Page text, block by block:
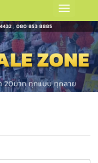
Toggle
navigation